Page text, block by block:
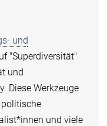
und
"Superdiversität"
und
Diese Werkzeuge
und viele